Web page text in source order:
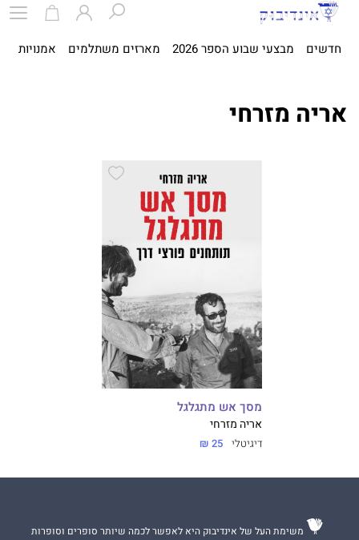
חדשים מבצעי שבוע הספר 2026 מארזים משתלמים אמנויות
אריה מזרחי
מסך אש מתגלגל
אריה מזרחי
דיגיטלי 25 ₪
משימת העל של אינדיבוק היא לאפשר לכמה שיותר סופרים וסופרות